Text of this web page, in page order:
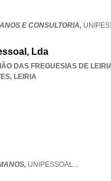
E CONSULTORIA,
Lda
DAS FREGUESIAS DE
, LEIRIA
UNIPESSOAL...